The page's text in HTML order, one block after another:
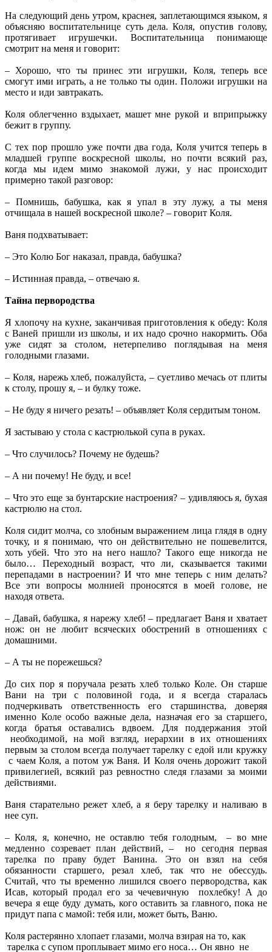
На следующий день утром, краснея, заплетающимся языком, я
объясняю воспитательнице суть дела. Коля, опустив голову,
протягивает игрушечки. Воспитательница понимающе
смотрит на меня и говорит:
– Хорошо, что ты принес эти игрушки, Коля, теперь все
смогут ими играть, а не только ты один. Положи игрушки на
место и иди завтракать.
Коля облегченно вздыхает, машет мне рукой и вприпрыжку
бежит в группу.
С тех пор прошло уже почти два года, Коля учится теперь в
младшей группе воскресной школы, но почти всякий раз,
когда мы идем мимо знакомой лужи, у нас происходит
примерно такой разговор:
– Помнишь, бабушка, как я упал в эту лужу, а ты меня
отчищала в нашей воскресной школе? – говорит Коля.
Ваня подхватывает:
– Это Колю Бог наказал, правда, бабушка?
– Истинная правда, – отвечаю я.
Тайна первородства
Я хлопочу на кухне, заканчивая приготовления к обеду: Коля
с Ваней пришли из школы, и их надо срочно накормить. Оба
уже сидят за столом, нетерпеливо поглядывая на меня
голодными глазами.
– Коля, нарежь хлеб, пожалуйста, – суетливо мечась от плиты
к столу, прошу я, – и булку тоже.
– Не буду я ничего резать! – объявляет Коля сердитым тоном.
Я застываю у стола с кастрюлькой супа в руках.
– Что случилось? Почему не будешь?
– А ни почему! Не буду, и все!
– Что это еще за бунтарские настроения? – удивляюсь я, бухая
кастрюлю на стол.
Коля сидит молча, со злобным выражением лица глядя в одну
точку, и я понимаю, что он действительно не пошевелится,
хоть убей. Что это на него нашло? Такого еще никогда не
было… Переходный возраст, что ли, сказывается такими
перепадами в настроении? И что мне теперь с ним делать?
Все эти вопросы молнией проносятся в моей голове, не
находя ответа.
– Давай, бабушка, я нарежу хлеб! – предлагает Ваня и хватает
нож: он не любит всяческих обострений в отношениях с
домашними.
– А ты не порежешься?
До сих пор я поручала резать хлеб только Коле. Он старше
Вани на три с половиной года, и я всегда старалась
подчеркивать ответственность его старшинства, доверяя
именно Коле особо важные дела, назначая его за старшего,
когда братья оставались вдвоем. Для поддержания этой
необходимой, на мой взгляд, иерархии в их отношениях
первым за столом всегда получает тарелку с едой или кружку
с чаем Коля, а потом уж Ваня. И Коля очень дорожит такой
привилегией, всякий раз ревностно следя глазами за моими
действиями.
Ваня старательно режет хлеб, а я беру тарелку и наливаю в
нее суп.
– Коля, я, конечно, не оставлю тебя голодным, – во мне
медленно созревает план действий, – но сегодня первая
тарелка по праву будет Ванина. Это он взял на себя
обязанности старшего, резал хлеб, так что не обессудь.
Считай, что ты временно лишился своего первородства, как
Исав, который продал его за чечевичную похлебку! А до
вечера я еще буду думать, кого оставить за главного, пока не
придут папа с мамой: тебя или, может быть, Ваню.
Коля растерянно хлопает глазами, молча взирая на то, как
тарелка с супом проплывает мимо его носа… Он явно не